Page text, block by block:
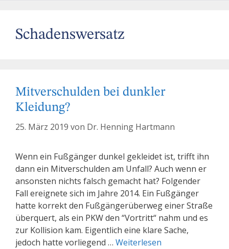
Schadenswersatz
Mitverschulden bei dunkler
Kleidung?
25. März 2019 von Dr. Henning Hartmann
Wenn ein Fußgänger dunkel gekleidet ist, trifft ihn
dann ein Mitverschulden am Unfall? Auch wenn er
ansonsten nichts falsch gemacht hat? Folgender
Fall ereignete sich im Jahre 2014. Ein Fußgänger
hatte korrekt den Fußgängerüberweg einer Straße
überquert, als ein PKW den “Vortritt“ nahm und es
zur Kollision kam. Eigentlich eine klare Sache,
jedoch hatte vorliegend … Weiterlesen